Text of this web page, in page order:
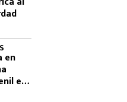
en
en